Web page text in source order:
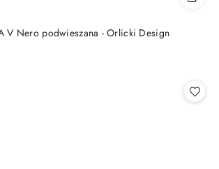
V Nero podwieszana - Orlicki Design